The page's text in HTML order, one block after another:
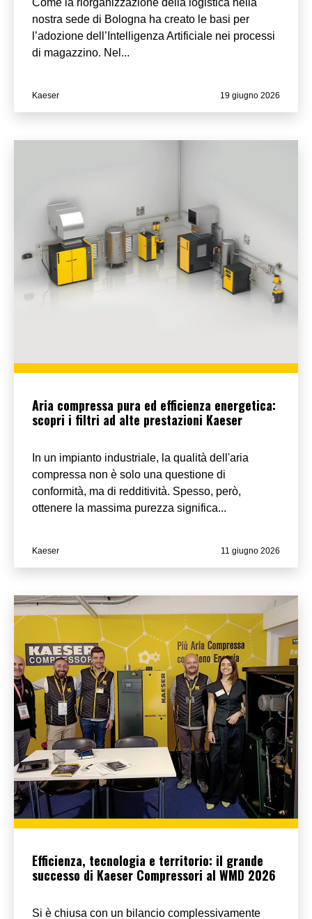
Come la riorganizzazione della logistica nella
nostra sede di Bologna ha creato le basi per
l’adozione dell’Intelligenza Artificiale nei processi
di magazzino. Nel...
Kaeser 19 giugno 2026
Aria compressa pura ed efficienza energetica:
scopri i filtri ad alte prestazioni Kaeser
In un impianto industriale, la qualità dell'aria
compressa non è solo una questione di
conformità, ma di redditività. Spesso, però,
ottenere la massima purezza significa...
Kaeser 11 giugno 2026
Efficienza, tecnologia e territorio: il grande
successo di Kaeser Compressori al WMD 2026
Si è chiusa con un bilancio complessivamente